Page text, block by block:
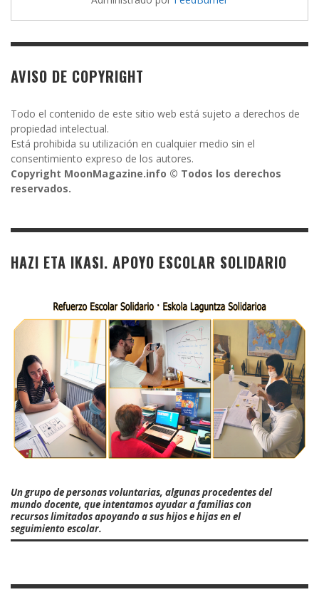
AVISO DE COPYRIGHT
Todo el contenido de este sitio web está sujeto a derechos de
propiedad intelectual.
Está prohibida su utilización en cualquier medio sin el
consentimiento expreso de los autores.
Copyright MoonMagazine.info © Todos los derechos
reservados.
HAZI ETA IKASI. APOYO ESCOLAR SOLIDARIO
Un grupo de personas voluntarias, algunas procedentes del
mundo docente, que intentamos ayudar a familias con
recursos limitados apoyando a sus hijos e hijas en el
seguimiento escolar.